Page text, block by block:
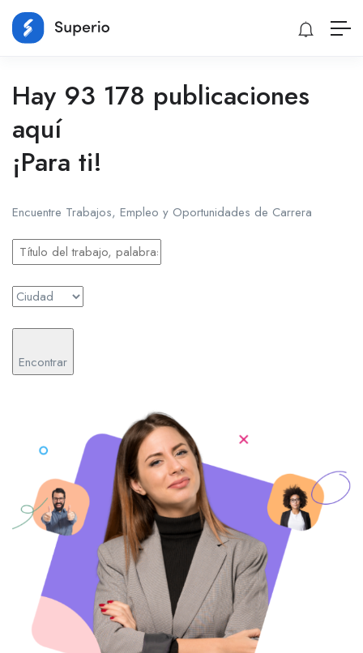
Hay 93 178 publicaciones
aquí
¡Para ti!
Encuentre Trabajos, Empleo y Oportunidades de Carrera
Encontrar